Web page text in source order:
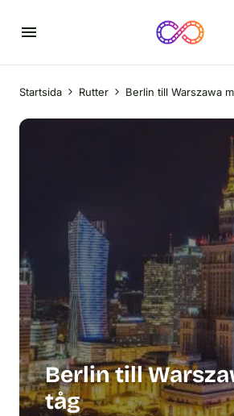
Startsida Rutter Berlin till Warszawa
Berlin till
tåg